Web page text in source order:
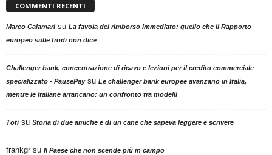
COMMENTI RECENTI
Marco Calamarisu La favola del rimborso immediato: quello che il Rapporto
europeo sulle frodi non dice
Challenger bank, concentrazione di ricavo e lezioni per il credito commerciale
specializzato - PausePaysu Le challenger bank europee avanzano in Italia,
mentre le italiane arrancano: un confronto tra modelli
Totisu Storia di due amiche e di un cane che sapeva leggere e scrivere
frankgr su Il Paese che non scende più in campo